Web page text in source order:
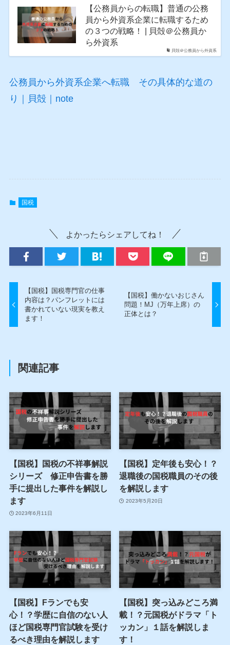
貝殻＠公務員から外資系
【公務員からの転職】普通の公務
員から外資系企業に転職するため
の３つの戦略！ | 貝殻＠公務員か
ら外資系
公務員から外資系企業へ転職 その具体的な道の
り｜貝殻｜note
国税
よかったらシェアしてね！
【国税】国税専門官の仕事
内容は？パンフレットには
書かれていない現実を教え
ます！
【国税】働かないおじさん
問題！MJ（万年上席）の
正体とは？
関連記事
【国税】国税の不祥事解説
シリーズ 修正申告書を勝
手に提出した事件を解説し
ます
2023年6月11日
【国税】定年後も安心！？
退職後の国税職員のその後
を解説します
2023年5月20日
【国税】Fランでも安
心！？学歴に自信のない人
ほど国税専門官試験を受け
るべき理由を解説します
【国税】突っ込みどころ満
載！？元国税がドラマ「ト
ッカン」１話を解説しま
す！